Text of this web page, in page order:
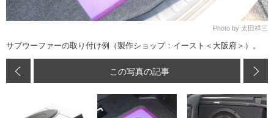
Photo by 太田祥三
サブウーファーの取り付け例（製作ショップ：イースト＜大阪府＞）。
この写真の記事